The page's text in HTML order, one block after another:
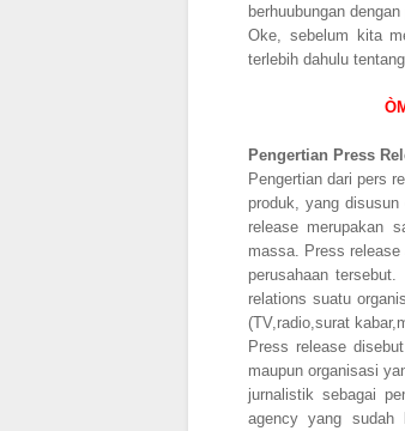
berhuubungan
Oke, sebelum kita
terlebih dahulu
Pengertian Press
Pengertian dari pers
produk, yang
release merupakan
massa. Press
perusahaan
relations suatu
(TV,radio,surat
Press release
maupun organisasi
jurnalistik sebagai
agency yang sudah